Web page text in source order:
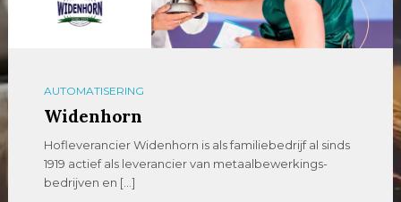
AUTOMATISERING
Widenhorn
Hofleverancier Widenhorn is als familiebedrijf al sinds
1919 actief als leverancier van metaalbewerkings-
bedrijven en […]